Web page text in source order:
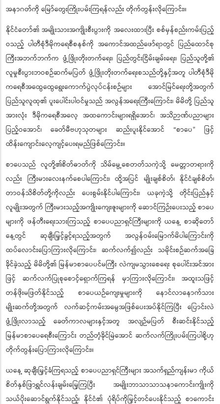
အချင်းချင်း စည်းလုံးညီညွတ်မှု၊ စိတ်ရှည်သည်းခံမှုနှင့် ပိုမိုကောင်းမွန်သည့်
နိုင်ငံတော်၏ အမျိုးသားအကျိုးစီးပွားကို အလေးထားပြီး စစ်မှန်စည်းကမ်းပြည့်
ဝသည့် ပါတီစုံဒီမိုကရေစီစနစ်ကို အကောင်အထည်ဖော်ရာတွင် ပြည်ထောင်စု
ကြီးအဘက်ဘက်က ဖွံ့ဖြိုးတိုးတက်ရေး၊ ပြည်တွင်းငြိမ်းချမ်းရေး၊ ပြည်သူတို့၏
လူမှုစီးပွားဘဝစဉ်ဆက်မပြတ် ဖွံ့ဖြိုးတိုးတက်ရေးစသည်တို့နှင့်အတူ ပါတီစုံဒီမို
ကရေစီအထွေထွေရွေးကောက်ပွဲလုပ်ငန်းစဉ်များ အောင်မြင်ရေးတို့အတွက်
ပြည်သူလူထု၏ ပူးပေါင်းပါဝင်မှုသည် အလွန်အရေးကြီးကြောင်း၊ မိမိတို့ ပြည်သူ
အားလုံး ဒီမိုကရေစီအလေ့ အထကောင်းများရရှိအောင်၊ အသိဉာဏ်ပညာများ
ပြည့်ဝအောင်၊ ခေတ်မီဗဟုသုတများ ဆည်းပူးနိုင်အောင် “စာပေ
စာပေသည် လူတို့၏စိတ်ဓာတ်ကို သိမ်မွေ့စေတတ်သကဲ့သို့ မေတ္တာတရားကို
လည်း ကြီးမားလေးနက်စေပါကြောင်း၊ ထို့အပြင် မျိုးချစ်စိတ်၊ နိုင်ငံချစ်စိတ်၊
တာဝန်သိစိတ်တို့ကိုလည်း ပေးစွမ်းနိုင်ပါကြောင်း၊ ယခုကဲ့သို့ တိုင်းပြည်နှင့်
လူမျိုးအတွက် ကြီးမားသည့်အကျိုးကျေးဇူးများကို ဆောင်ကြဉ်းပေးသည့် စာပေ
များကို ဖန်တီးရေးသားကြသည့် စာပေပညာရှင်ကြီးများကို ယနေ့ စာဆိုတော်
နေ့တွင် ဆုချီးမြှင့်ခွင့်ရသည့်အတွက် အလွန်ဝမ်းမြောက်မိပါကြောင်းကို
ထပ်လောင်းပြောကြားလိုကြောင်း၊ ဆက်လက်၍လည်း သမိုင်းစဉ်ဆက်အခြေ
ခိုင်ခဲ့သည့် မိမိတို့၏ မြန်မာစာပေပင်မကြီး လဲကျမသွားစေရေး စုပေါင်းအင်အား
ဖြင့် ဆက်လက်ပြုစုစောင့်ရှောက်ကြရန် မှာကြားလိုကြောင်း၊ အထူးသဖြင့်
တန်ဖိုးမဖြတ်နိုင်သည့် စာပေယဉ်ကျေးမှုများကို နောင်လာနောက်သား
မျိုးဆက်တို့အတွက် လက်ဆင့်ကမ်းအမွေအဖြစ်ပေးအပ်နိုင်ကြပြီး ပြောင်းလဲ
ဖွံ့ဖြိုးလာသည့် ခေတ်ကာလများနှင့်အတူ အလျဉ်မပြတ် စီးဆင်းနိုင်သည့်
မြန်မာစာပေရေစီးကြောင်း တည်တံ့ခိုင်မြဲအောင် ဆက်လက်ကြိုးပမ်းကြပါစို့ဟု
ယနေ့ ဆုချီးမြှင့်ခံကြရသည့် စာပေပညာရှင်ကြီးများ အသက်ရှည်ကျန်းမာ ကိုယ်
စိတ်နှစ်ဖြာရွှင်လန်းချမ်းမြေ့ကြပြီး အမျိုးဘာသာသာသနာကောင်းကျိုးကို